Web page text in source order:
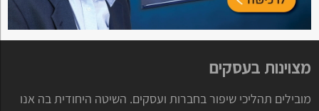
מצוינות בעסקים
מובילים תהליכי שיפור בחברות ועסקים. השיטה היחודית בה אנו